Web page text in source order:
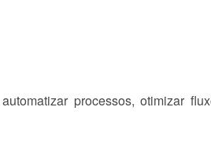
processos, otimizar